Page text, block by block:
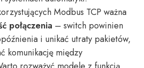
Modbus TCP ważna
połączenia – switch powinien
i unikać utraty pakietów,
komunikację między